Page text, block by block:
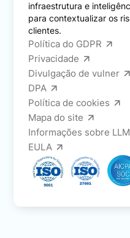
infraestrutura e
para contextualizar os
clientes.
Política do GDPR
Privacidade
Divulgação de vulner
DPA
Política de cookies
Mapa do site
Informações sobre LLM
EULA